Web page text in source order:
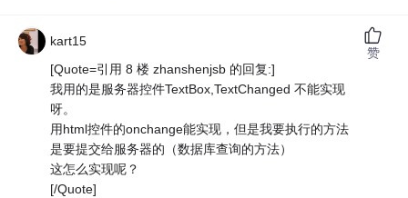
kart15
[Quote=引用 8 楼 zhanshenjsb 的回复:]
我用的是服务器控件TextBox,TextChanged 不能实现
呀。
用html控件的onchange能实现，但是我要执行的方法
是要提交给服务器的（数据库查询的方法）
这怎么实现呢？
[/Quote]
赞